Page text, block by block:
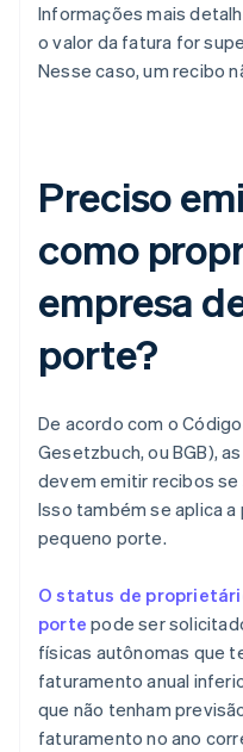
Informações mais
o valor da fatura for
Nesse caso, um recibo
Preciso
como
empresa
porte?
De acordo com o
Gesetzbuch, ou BGB),
devem emitir recibos
Isso também se aplica
pequeno porte.
O status de
porte pode ser
físicas autônomas que
faturamento anual
que não tenham
faturamento no ano